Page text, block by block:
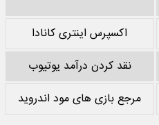
اکسپرس اینتری کانادا
نقد کردن درآمد یوتیوب
مرجع بازی های مود اندروید